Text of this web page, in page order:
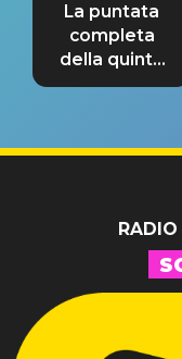
La puntata
completa
della quinta
tappa
RADIO